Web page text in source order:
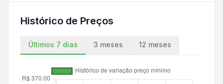
Histórico de Preços
Últimos 7 dias 3 meses 12 meses